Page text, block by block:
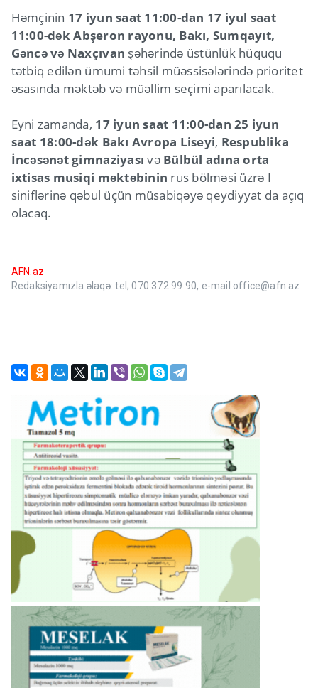
Həmçinin 17 iyun saat 11:00-dan 17 iyul saat
11:00-dək Abşeron rayonu, Bakı, Sumqayıt,
Gəncə və Naxçıvan şəhərində üstünlük hüququ
tətbiq edilən ümumi təhsil müəssisələrində prioritet
əsasında məktəb və müəllim seçimi aparılacak.
Eyni zamanda, 17 iyun saat 11:00-dan 25 iyun
saat 18:00-dək Bakı Avropa Liseyi, Respublika
İncəsənət gimnaziyası və Bülbül adına orta
ixtisas musiqi məktəbinin rus bölməsi üzrə I
siniflərinə qəbul üçün müsabiqəyə qeydiyyat da açıq
olacaq.
AFN.az
Redaksiyamızla əlaqə: tel; 070 372 99 90, e-mail office@afn.az